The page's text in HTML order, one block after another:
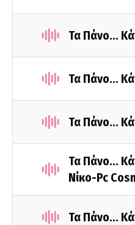
Τα Πάνο...
Τα Πάνο...
Τα Πάνο...
Τα Πάνο...
Νίκο-Pc
Τα Πάνο...